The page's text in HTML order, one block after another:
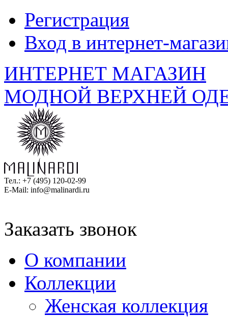
Регистрация
Вход в интернет-
ИНТЕРНЕТ МАГАЗИН
МОДНОЙ ВЕРХНЕЙ
Тел.: +7 (495) 120-02-99
E-Mail: info@malinardi.ru
Заказать звонок
О компании
Коллекции
Женская коллекция